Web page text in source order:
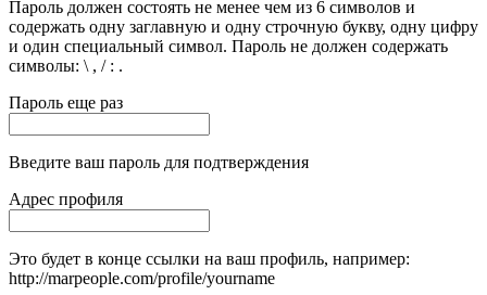
Пароль должен состоять не менее чем из 6 символов и
содержать одну заглавную и одну строчную букву, одну цифру
и один специальный символ. Пароль не должен содержать
символы: \ , / : .
Пароль еще раз
Введите ваш пароль для подтверждения
Адрес профиля
Это будет в конце ссылки на ваш профиль, например:
http://marpeople.com/profile/yourname